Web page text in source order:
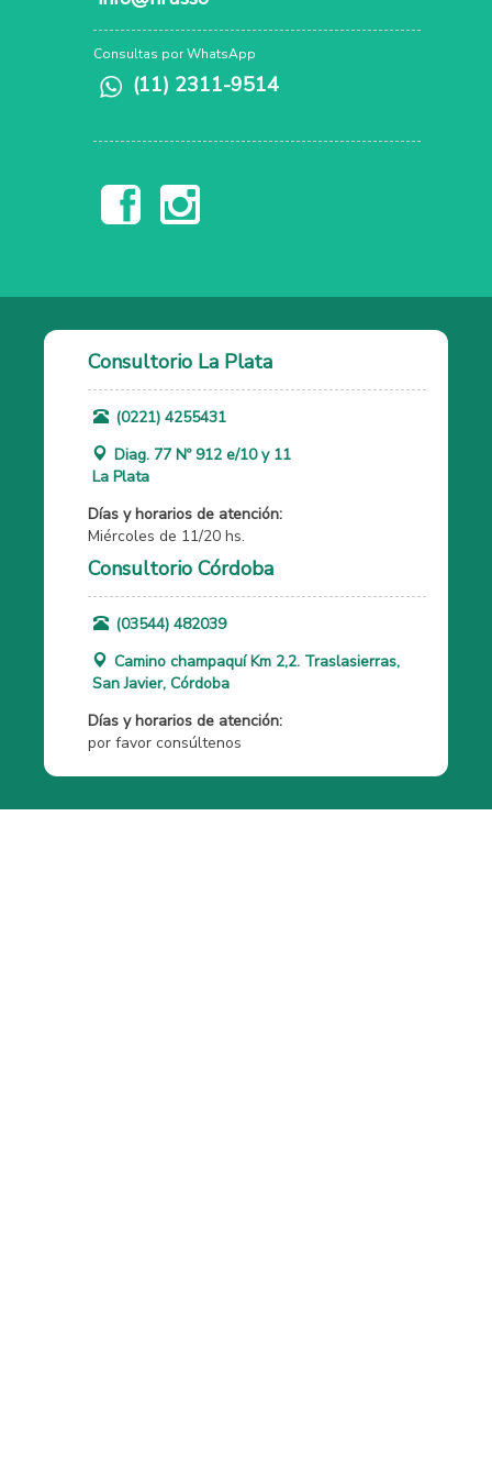
Consultas por WhatsApp
(11) 2311-9514
Consultorio La Plata
(0221) 4255431
Diag. 77 Nº 912 e/10 y 11
La Plata
Días y horarios de atención:
Miércoles de 11/20 hs.
Consultorio Córdoba
(03544) 482039
Camino champaquí Km 2,2. Traslasierras,
San Javier, Córdoba
Días y horarios de atención:
por favor consúltenos